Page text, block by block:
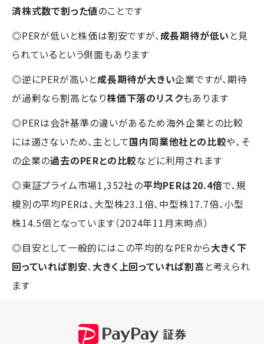
済株式数で割った値のことです
◎PERが低いと株価は割安ですが、 成長期待が低い と見
られているという側面もあります
◎逆にPERが高いと成長期待が大きい企業ですが、期待
が過剰なら割高となり株価下落のリスクもあります
◎PERは会計基準の違いがあるため海外企業との比較
には適さないため、主として国内同業他社との比較や、そ
の企業の過去のPERとの比較などに利用されます
◎東証プライム市場1,352社の平均PERは20.4倍で、規
模別の平均PERは、大型株23.1倍、中型株17.7倍、小型
株14.5倍となっています（2024年11月末時点）
◎目安として一般的にはこの平均的なPERから大きく下
回っていれば割安、 大きく上回っていれば割高 と考えられ
ます